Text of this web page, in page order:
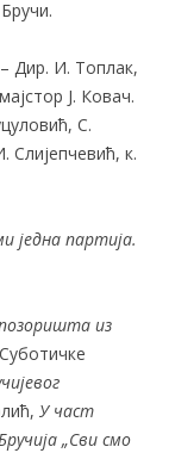
Дир. И. Топлак,
Ј. Ковач.
С.
Слијепчевић, к.
једна партија.
из
У част
„Сви смо